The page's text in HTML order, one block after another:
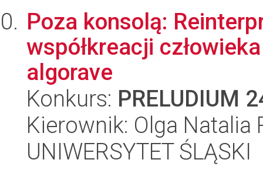
Poza konsolą:
współkreacji
algorave
Konkurs: PRELUDIUM
Kierownik: Olga Natalia
UNIWERSYTET ŚLĄSKI